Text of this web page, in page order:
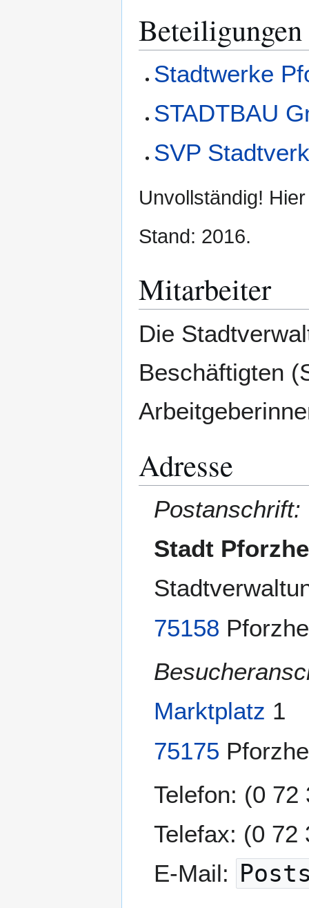
Beteiligungen
Stadtwerke
STADTBAU
SVP
Unvollständig!
Stand: 2016.
Mitarbeiter
Die
Beschäftigten
Adresse
Postanschrift:
Stadt
75158
Marktplatz 1
75175
Telefon: (0 72
Telefax: (0 72
E-Mail: